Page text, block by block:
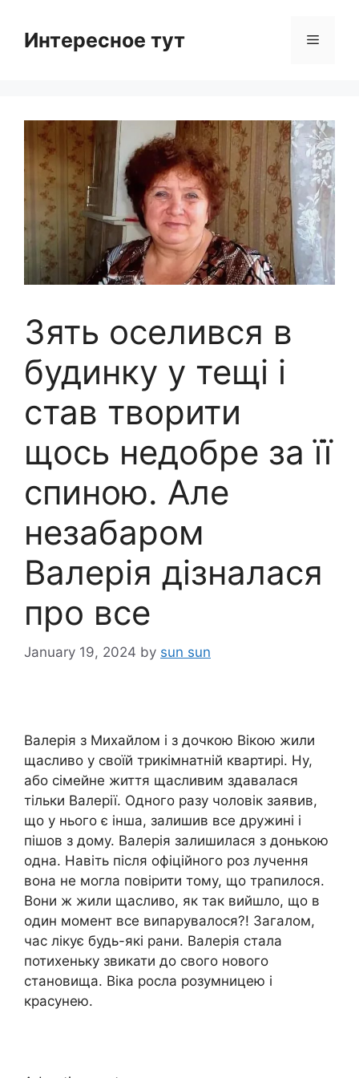
contentИнтересное тут Menu
Зять оселився в
будинку у тещі і
став творити
щось недобре за її
спиною. Але
незабаром
Валерія дізналася
про все
January 19, 2024 by sun sun
Валерія з Михайлом і з дочкою Вікою жили
щасливо у своїй трикімнатній квартирі. Ну,
або сімейне життя щасливим здавалася
тільки Валерії. Одного разу чоловік заявив,
що у нього є інша, залишив все дружині і
пішов з дому. Валерія залишилася з донькою
одна. Навіть після офіційного роз лучення
вона не могла повірити тому, що трапилося.
Вони ж жили щасливо, як так вийшло, що в
один момент все випарувалося?! Загалом,
час лікує будь-які рани. Валерія стала
потихеньку звикати до свого нового
становища. Віка росла розумницею і
красунею.